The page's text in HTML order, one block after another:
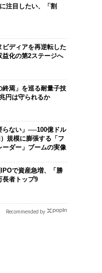
注目したい、「割
ビディアを再逆転した
化の第2ステージへ
終焉」を巡る耐量子技
円は守られるか
らない」──100億ドル
）規模に膨張する「フ
ーダー」ブームの実像
で資産急増、「勝
長者トップ9
Recommended by